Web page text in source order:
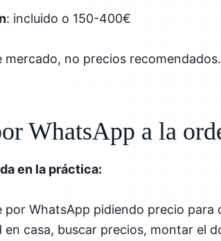
: incluido o 150-400€
no precios
WhatsApp a la
en la práctica:
WhatsApp pidiendo precio para
casa, buscar precios, montar el